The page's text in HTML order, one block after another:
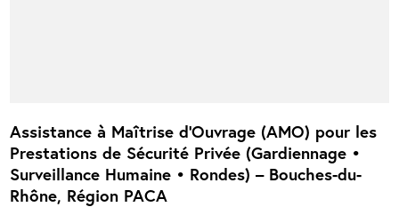
Assistance à Maîtrise d’Ouvrage (AMO) pour les
Prestations de Sécurité Privée (Gardiennage •
Surveillance Humaine • Rondes) – Bouches-du-
Rhône, Région PACA